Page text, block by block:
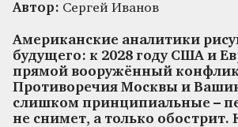
Автор: Сергей Иванов
Американские аналитики
будущего: к 2028 году США и
прямой вооружённый
Противоречия Москвы и
слишком принципиальные –
не снимет, а только обострит.